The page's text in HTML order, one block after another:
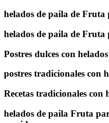
helados de paila de Fruta
helados de paila de Fruta
Postres dulces con
postres tradicionales con
Recetas tradicionales con
helados de paila Fruta